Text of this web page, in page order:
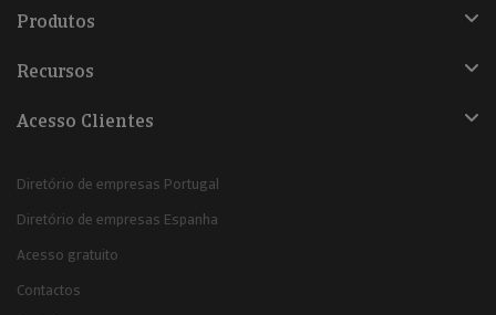
Produtos
Recursos
Acesso Clientes
Diretório de empresas Portugal
Diretório de empresas Espanha
Acesso gratuito
Contactos